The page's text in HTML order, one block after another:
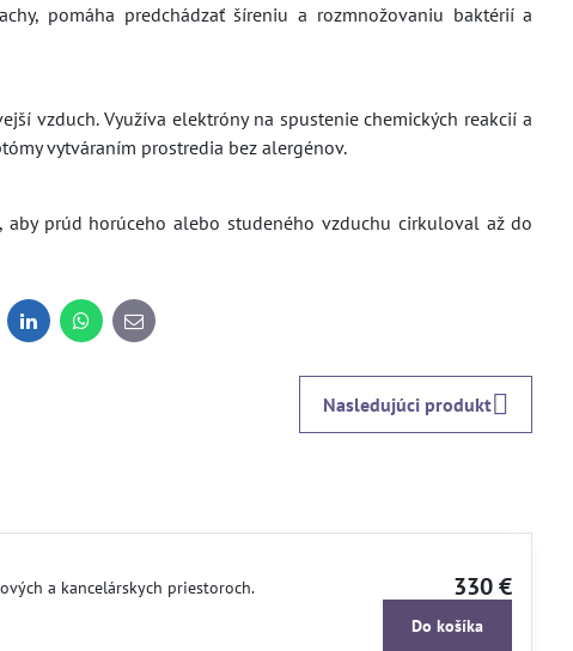
pomáha predchádzať šíreniu a rozmnožovaniu baktérií a
vzduch. Využíva elektróny na spustenie chemických reakcií a
vytváraním prostredia bez alergénov.
prúd horúceho alebo studeného vzduchu cirkuloval až do
LinkedInWhatsApp
E-
mail
Nasledujúci produkt
a kancelárskych priestoroch. 330 €
Do košíka